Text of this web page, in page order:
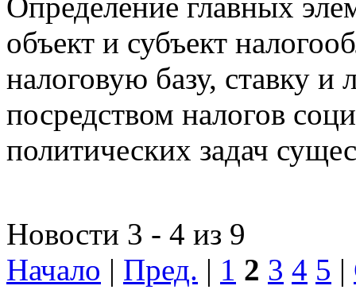
объект и субъект
налоговую базу, ставку и
посредством налогов
политических задач
Новости 3 - 4 из 9
Начало | Пред. | 1 2 3 4 5 |